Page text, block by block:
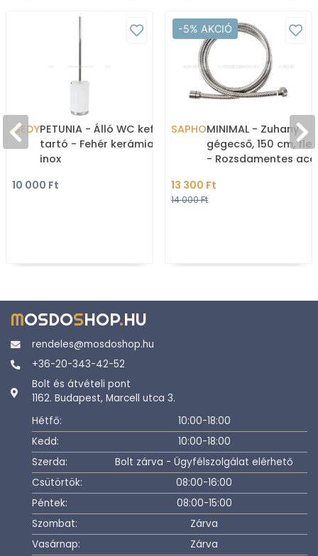
GEDYPETUNIA - Álló WC kefe
tartó - Fehér kerámia,
inox
10 000 Ft
-5% AKCIÓ
SAPHOMINIMAL - Zuhany
gégecső, 150 cm,
- Rozsdamentes acél
13 300 Ft
14 000 Ft
MOSDOSHOP.HU
rendeles@mosdoshop.hu
+36-20-343-42-52
Bolt és átvételi pont
1162. Budapest, Marcell utca 3.
Hétfő:
10:00-18:00
Kedd:
10:00-18:00
Szerda:
Bolt zárva - Ügyfélszolgálat elérhető
Csütörtök:
08:00-16:00
Péntek:
08:00-15:00
Szombat:
Zárva
Vasárnap:
Zárva